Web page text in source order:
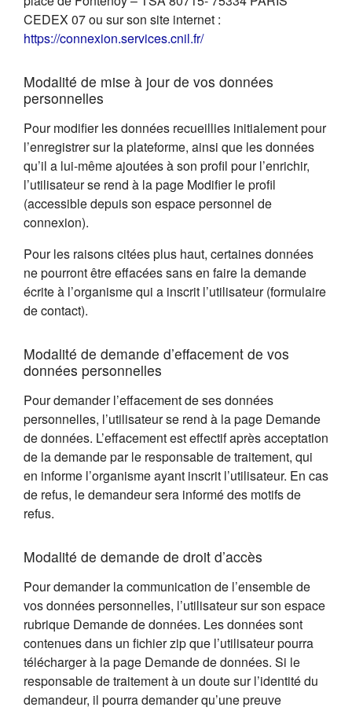
CEDEX 07 ou sur son site internet :
https://connexion.services.cnil.fr/(s'ouvre dans un nouvel
Modalité de mise à jour de vos données
personnelles
Pour modifier les données recueillies initialement pour
l’enregistrer sur la plateforme, ainsi que les données
qu’il a lui-même ajoutées à son profil pour l’enrichir,
l’utilisateur se rend à la page Modifier le profil
(accessible depuis son espace personnel de
connexion).
Pour les raisons citées plus haut, certaines données
ne pourront être effacées sans en faire la demande
écrite à l’organisme qui a inscrit l’utilisateur (formulaire
de contact).
Modalité de demande d’effacement de vos
données personnelles
Pour demander l’effacement de ses données
personnelles, l’utilisateur se rend à la page Demande
de données. L’effacement est effectif après acceptation
de la demande par le responsable de traitement, qui
en informe l’organisme ayant inscrit l’utilisateur. En cas
de refus, le demandeur sera informé des motifs de
refus.
Modalité de demande de droit d’accès
Pour demander la communication de l’ensemble de
vos données personnelles, l’utilisateur sur son espace
rubrique Demande de données. Les données sont
contenues dans un fichier zip que l’utilisateur pourra
télécharger à la page Demande de données. Si le
responsable de traitement à un doute sur l’identité du
demandeur, il pourra demander qu’une preuve